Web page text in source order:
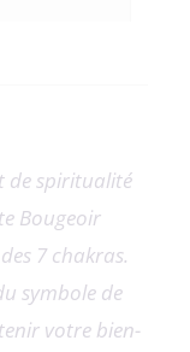
de spiritualité
Bougeoir
7 chakras.
symbole de
votre bien-